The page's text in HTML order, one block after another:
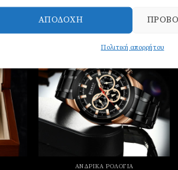
ΑΠΟΔΟΧΉ
Πολιτική απορρήτου
Πρόσθήκη
στην
λίστα
επιθυμιών
ΑΝΔΡΙΚΆ ΡΟΛΌΓΙΑ